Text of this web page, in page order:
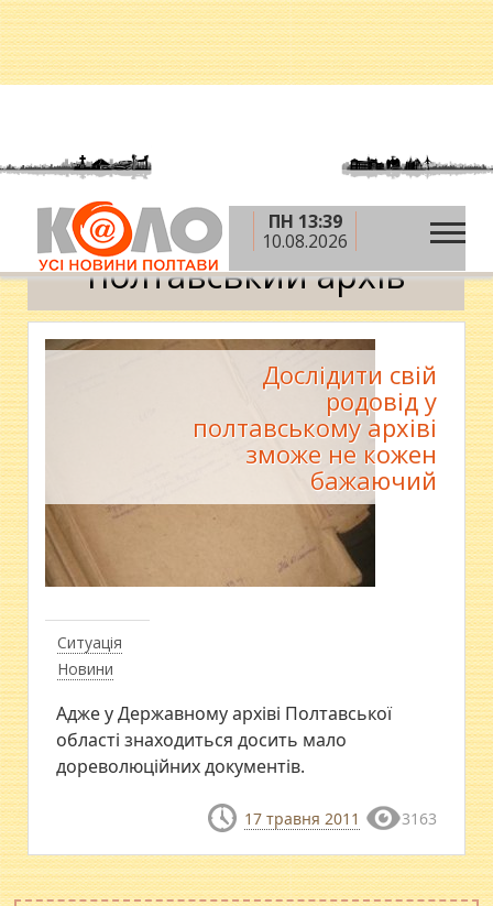
ПН 13:39
10.08.2026
Головна » полтавський архів
полтавський архів
Ситуація
Новини
Дослідити свій
родовід у
полтавському архіві
зможе не кожен
бажаючий
Адже у Державному архіві Полтавської
області знаходиться досить мало
дореволюційних документів.
17 травня 2011 3163